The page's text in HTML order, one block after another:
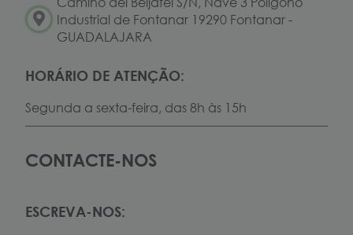
Industrial de Fontanar 19290 Fontanar -
GUADALAJARA
HORÁRIO DE ATENÇÃO:
Segunda a sexta-feira, das 8h às 15h
CONTACTE-NOS
ESCREVA-NOS: